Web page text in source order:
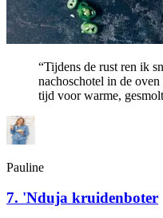
“Tijdens de rust ren ik
nachoschotel in de
tijd voor warme,
Pauline
7. 'Nduja kruidenboter